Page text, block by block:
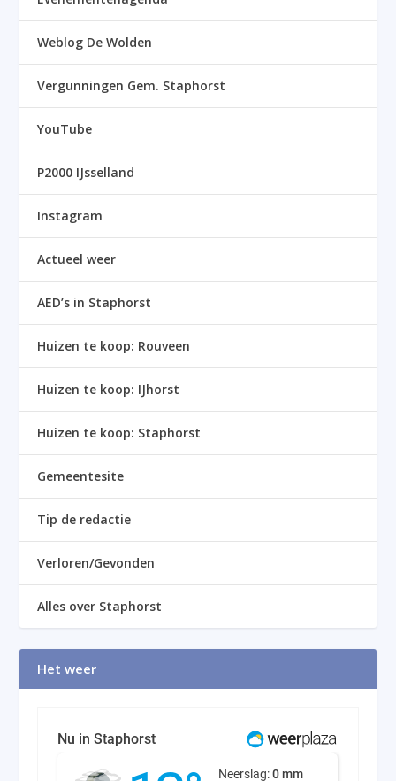
Weblog De Wolden
Vergunningen Gem. Staphorst
YouTube
P2000 IJsselland
Instagram
Actueel weer
AED’s in Staphorst
Huizen te koop: Rouveen
Huizen te koop: IJhorst
Huizen te koop: Staphorst
Gemeentesite
Tip de redactie
Verloren/Gevonden
Alles over Staphorst
Het weer